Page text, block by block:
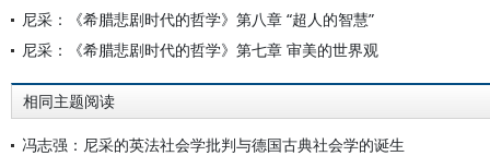
尼采：《希腊悲剧时代的哲学》第八章 “超人的智慧”
尼采：《希腊悲剧时代的哲学》第七章 审美的世界观
相同主题阅读
冯志强：尼采的英法社会学批判与德国古典社会学的诞生